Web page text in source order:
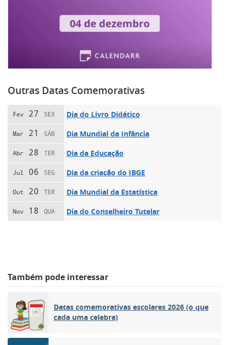
Outras Datas Comemorativas
Fev 27 SEX Dia do Livro Didático
Mar 21 SÁB Dia Mundial da Infância
Abr 28 TER Dia da Educação
Jul 06 SEG Dia da criação do IBGE
Out 20 TER Dia Mundial da Estatística
Nov 18 QUA Dia do Conselheiro Tutelar
Também pode interessar
Datas comemorativas escolares 2026 (o que
cada uma celebra)